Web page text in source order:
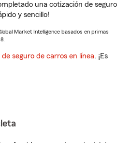
una cotización de seguro
y sencillo!
Market Intelligence basados en primas
seguro de carros en línea. ¡Es